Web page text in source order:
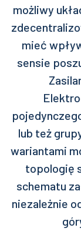
możliwy
mieć
sensie
lub też
wariantami
topologię
schematu
niezależnie